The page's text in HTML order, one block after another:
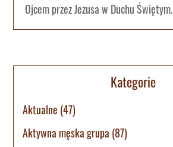
Ojcem przez Jezusa w Duchu Świętym.
Kategorie
Aktualne (47)
Aktywna męska grupa (87)